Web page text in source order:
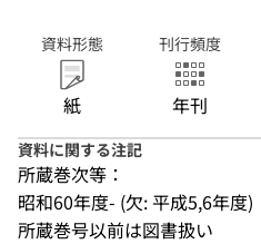
資料形態
紙
刊行頻度
年刊
資料に関する注記
所蔵巻次等：
昭和60年度- (欠: 平成5,6年度)
所蔵巻号以前は図書扱い